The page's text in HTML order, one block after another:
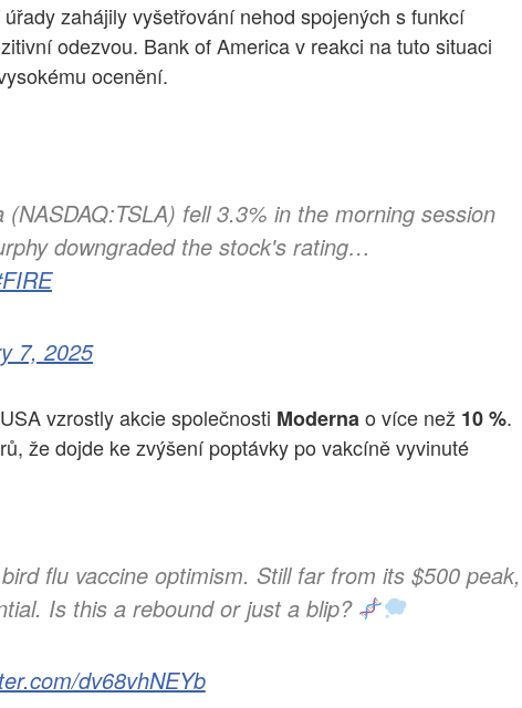
zahájily vyšetřování nehod spojených s funkcí
odezvou. Bank of America v reakci na tuto situaci
ocenění.
fell 3.3% in the morning session
downgraded the stock's rating…
7, 2025
vzrostly akcie společnosti Modernao více než 10 %.
že dojde ke zvýšení poptávky po vakcíně vyvinuté
flu vaccine optimism. Still far from its $500 peak,
Is this a rebound or just a blip?
dv68vhNEYb